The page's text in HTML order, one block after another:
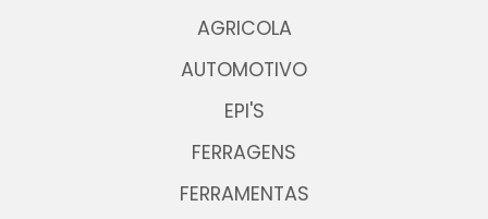
AGRICOLA
AUTOMOTIVO
EPI'S
FERRAGENS
FERRAMENTAS